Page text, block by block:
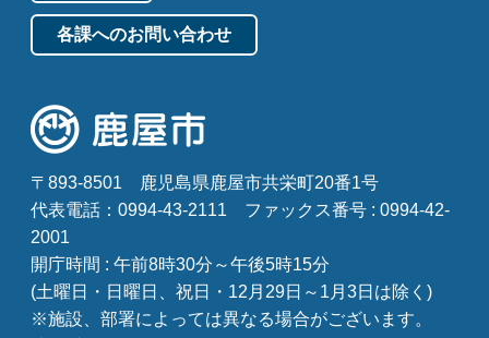
各課へのお問い合わせ
〒893-8501
鹿児島県鹿屋市共栄町20番1号
代表電話：0994-43-2111
ファックス番号 : 0994-42-
2001
開庁時間 : 午前8時30分～午後5時15分
(土曜日・日曜日、祝日・12月29日～1月3日は除く)
※施設、部署によっては異なる場合がございます。